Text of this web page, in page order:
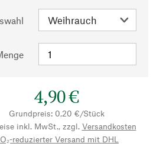
4,90 €
Grundpreis: 0,20 €/Stück
inkl. MwSt., zzgl. Versandkosten
reduzierter Versand mit DHL